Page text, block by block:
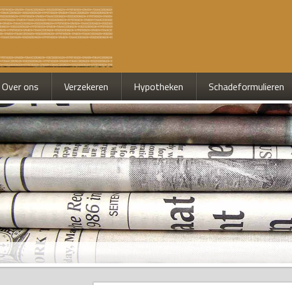
Over ons Verzekeren Hypotheken Schadeformulieren